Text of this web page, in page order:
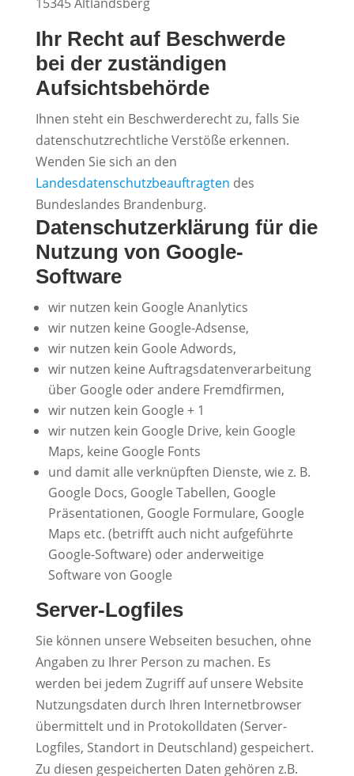
Ihr Recht auf Beschwerde
bei der zuständigen
Aufsichtsbehörde
Ihnen steht ein Beschwerderecht zu, falls Sie
datenschutzrechtliche Verstöße erkennen.
Wenden Sie sich an den
Landesdatenschutzbeauftragten des
Bundeslandes Brandenburg.
Datenschutzerklärung für die
Nutzung von Google-
Software
wir nutzen kein Google Ananlytics
wir nutzen keine Google-Adsense,
wir nutzen kein Goole Adwords,
wir nutzen keine Auftragsdatenverarbeitung
über Google oder andere Fremdfirmen,
wir nutzen kein Google + 1
wir nutzen kein Google Drive, kein Google
Maps, keine Google Fonts
und damit alle verknüpften Dienste, wie z. B.
Google Docs, Google Tabellen, Google
Präsentationen, Google Formulare, Google
Maps etc. (betrifft auch nicht aufgeführte
Google-Software) oder anderweitige
Software von Google
Server-Logfiles
Sie können unsere Webseiten besuchen, ohne
Angaben zu Ihrer Person zu machen. Es
werden bei jedem Zugriff auf unsere Website
Nutzungsdaten durch Ihren Internetbrowser
übermittelt und in Protokolldaten (Server-
Logfiles, Standort in Deutschland) gespeichert.
Zu diesen gespeicherten Daten gehören z.B.